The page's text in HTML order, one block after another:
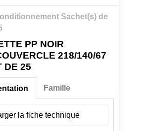
Sachet(s) de
PP NOIR
218/140/67
DE 25
la fiche technique
Famille